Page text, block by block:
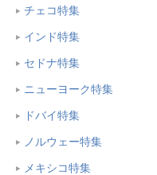
チェコ特集
インド特集
セドナ特集
ニューヨーク特集
ドバイ特集
ノルウェー特集
メキシコ特集